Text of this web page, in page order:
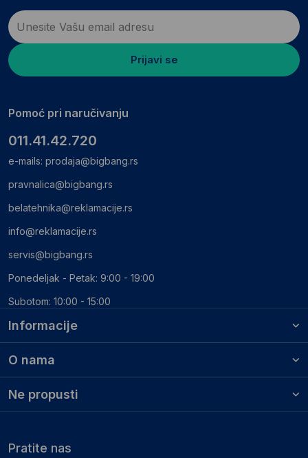
Informacije
O nama
Ne propusti
Prijavi se
Pomoć pri naručivanju
011.41.42.720
e-mails: prodaja@bigbang.rs
pravnalica@bigbang.rs
belatehnika@reklamacije.rs
info@reklamacije.rs
servis@bigbang.rs
Ponedeljak - Petak: 9:00 - 19:00
Subotom: 10:00 - 15:00
Pratite nas